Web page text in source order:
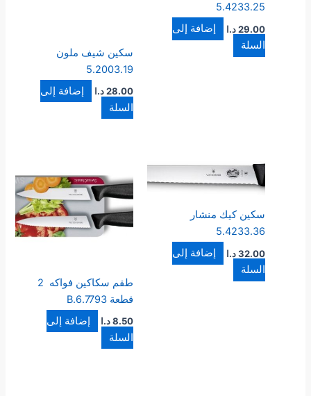
5.4233.25
29.00 د.ا
إضافة إلى
السلة
سكين شيف ملون
5.2003.19
28.00د.ا
إضافة إلى
السلة
سكين كيك منشار
5.4233.36
32.00 د.ا
إضافة إلى
السلة
طقم سكاكين فواكه 2
قطعة 6.7793.B
8.50د.ا
إضافة إلى
السلة